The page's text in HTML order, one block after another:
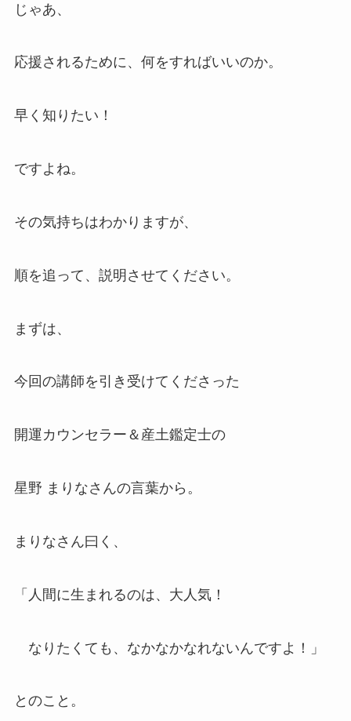
じゃあ、
応援されるために、何をすればいいのか。
早く知りたい！
ですよね。
その気持ちはわかりますが、
順を追って、説明させてください。
まずは、
今回の講師を引き受けてくださった
開運カウンセラー＆産土鑑定士の
星野 まりなさんの言葉から。
まりなさん曰く、
「人間に生まれるのは、大人気！
なりたくても、なかなかなれないんですよ！」
とのこと。